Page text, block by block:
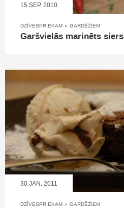
15.SEP, 2010
DZĪVESPRIEKAM » GARDĒŽIEM
Garšvielās marinēts siers
30.JAN, 2011
DZĪVESPRIEKAM » GARDĒŽIEM